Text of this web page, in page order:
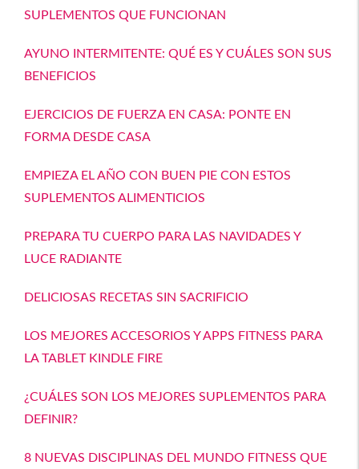
SUPLEMENTOS QUE FUNCIONAN
AYUNO INTERMITENTE: QUÉ ES Y CUÁLES SON SUS
BENEFICIOS
EJERCICIOS DE FUERZA EN CASA: PONTE EN
FORMA DESDE CASA
EMPIEZA EL AÑO CON BUEN PIE CON ESTOS
SUPLEMENTOS ALIMENTICIOS
PREPARA TU CUERPO PARA LAS NAVIDADES Y
LUCE RADIANTE
DELICIOSAS RECETAS SIN SACRIFICIO
LOS MEJORES ACCESORIOS Y APPS FITNESS PARA
LA TABLET KINDLE FIRE
¿CUÁLES SON LOS MEJORES SUPLEMENTOS PARA
DEFINIR?
8 NUEVAS DISCIPLINAS DEL MUNDO FITNESS QUE